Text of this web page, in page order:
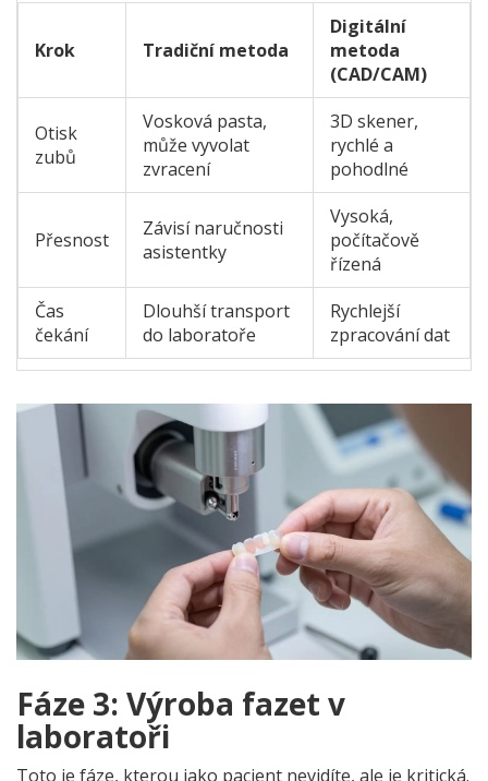
Krok Tradiční metoda
Digitální
metoda
(CAD/CAM)
Otisk
zubů
Vosková pasta,
může vyvolat
zvracení
3D skener,
rychlé a
pohodlné
Přesnost
Závisí naručnosti
asistentky
Vysoká,
počítačově
řízená
Čas
čekání
Dlouhší transport
do laboratoře
Rychlejší
zpracování dat
Fáze 3: Výroba fazet v
laboratoři
Toto je fáze, kterou jako pacient nevidíte, ale je kritická.